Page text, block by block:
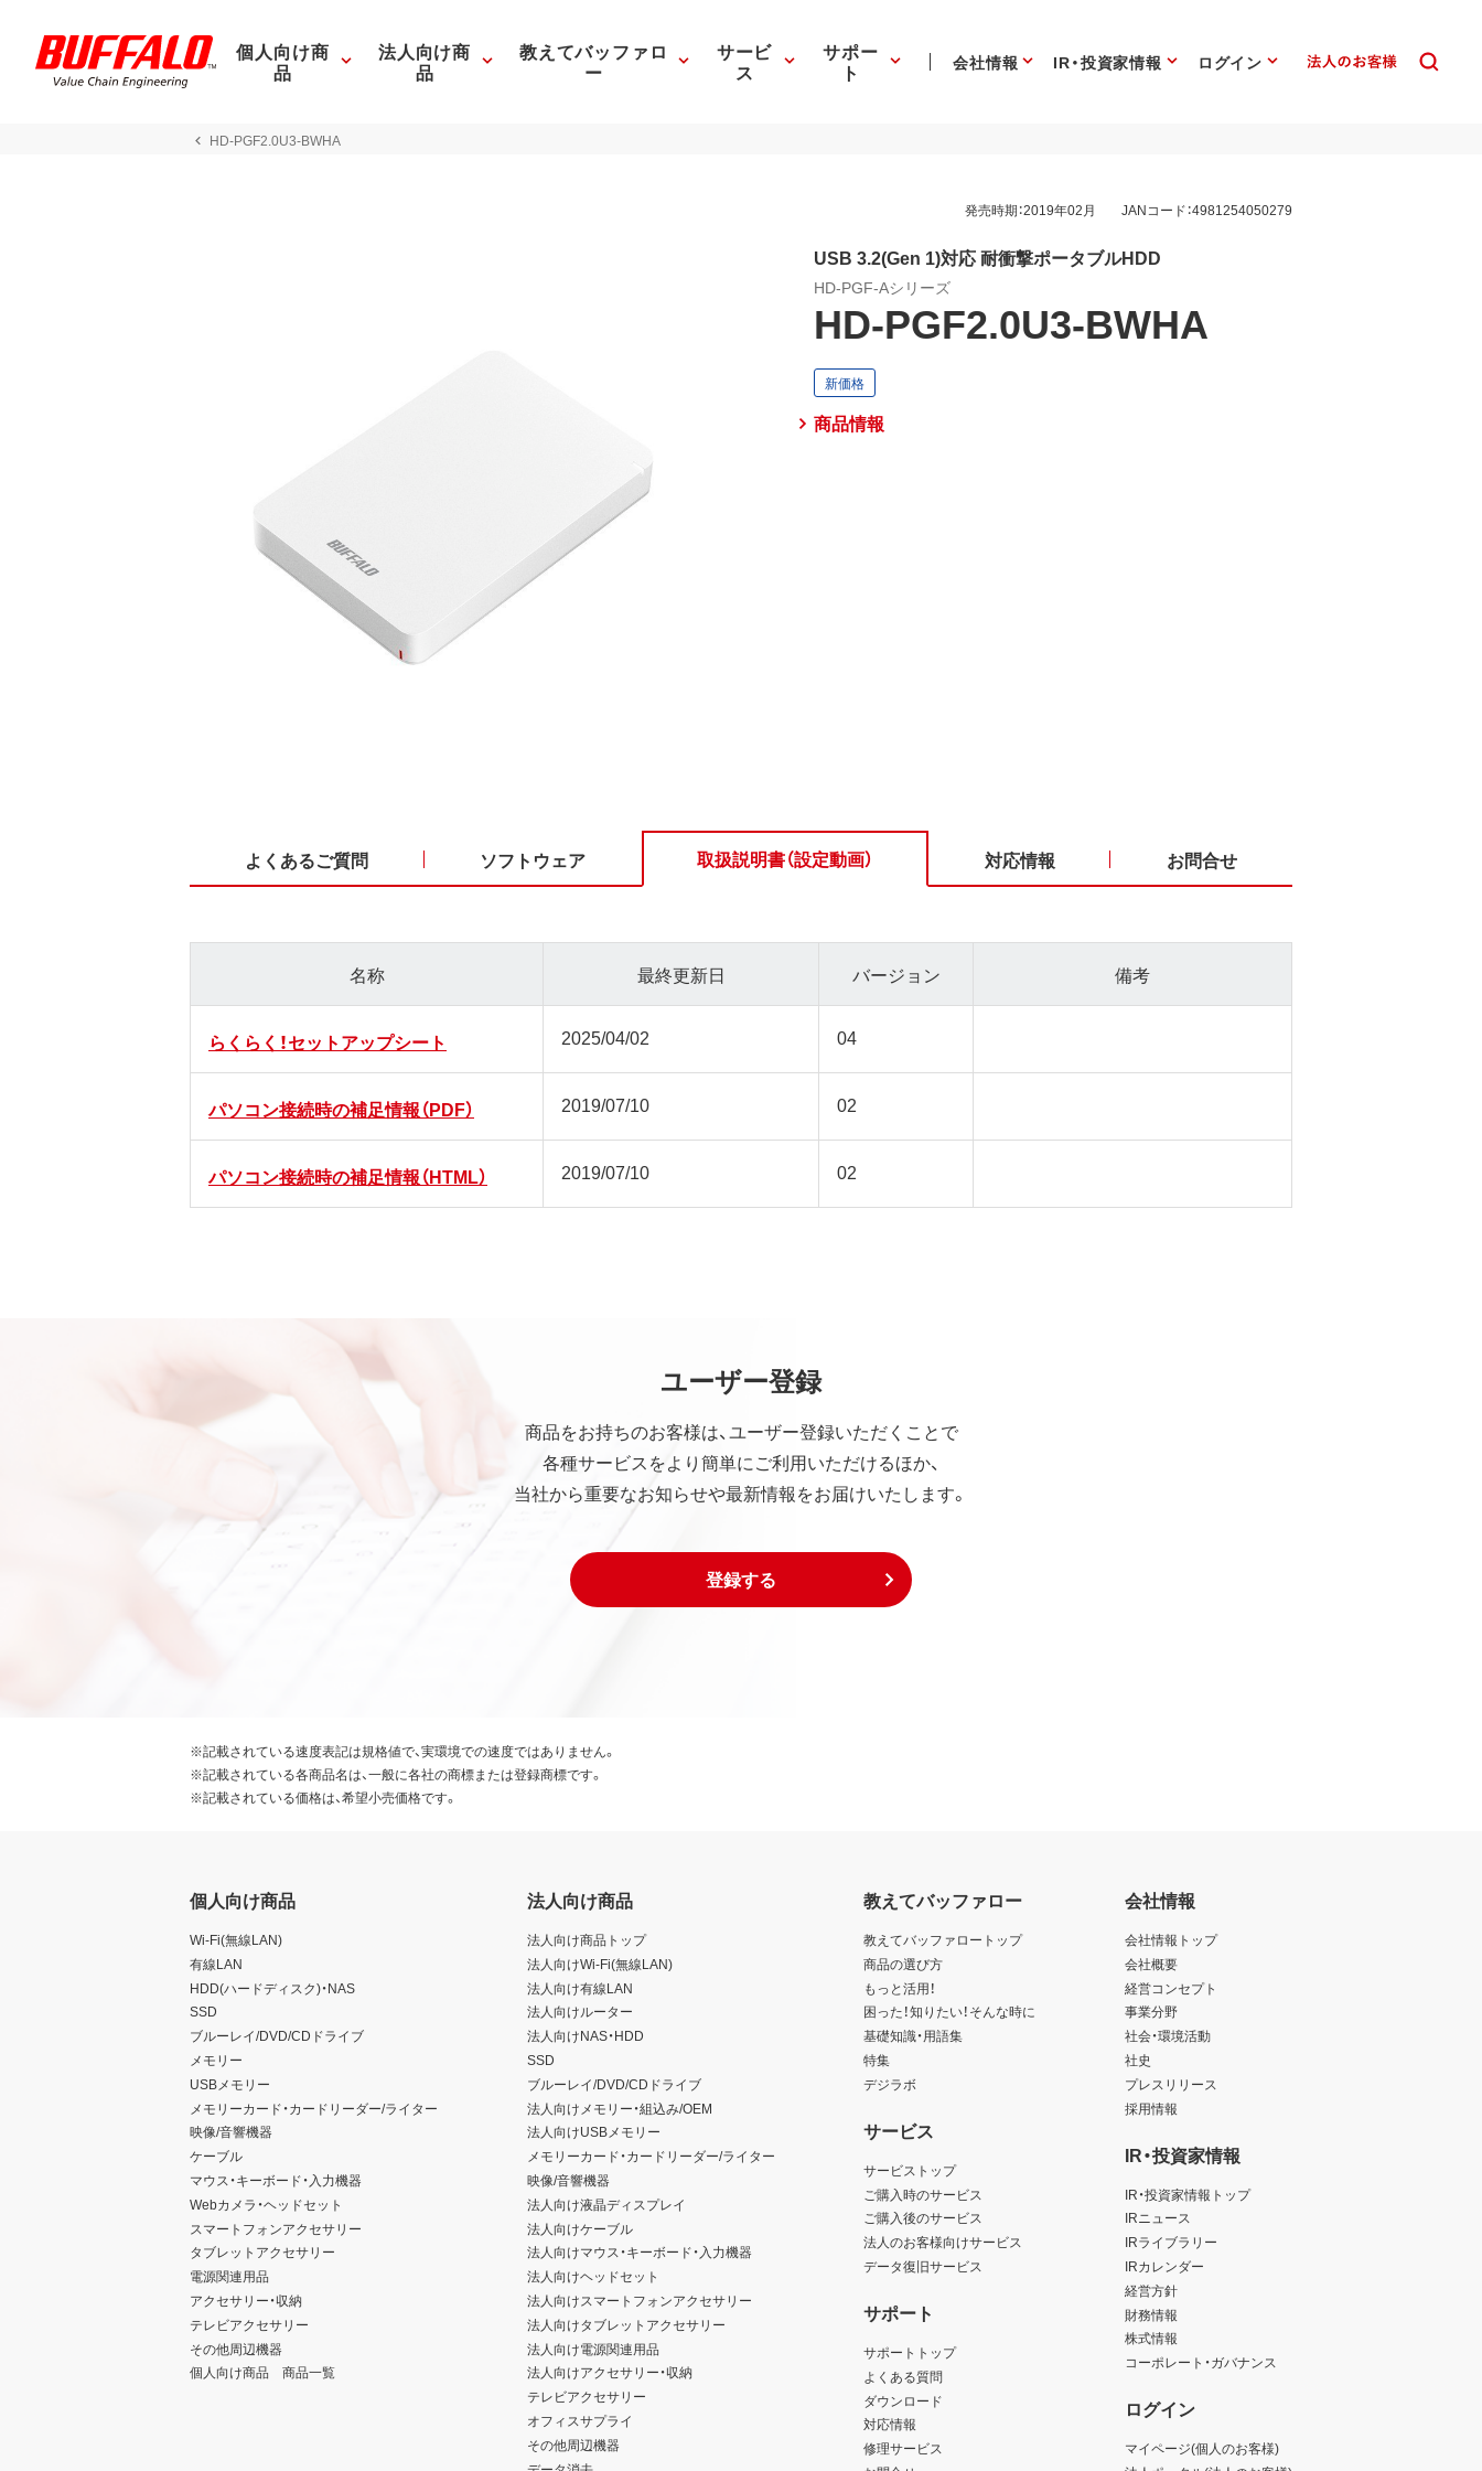
個人向け商
品
法人向け商
品
教えてバッファロ
ー
サービ
ス
サポー
ト 会社情報 IR・投資家情報 ログイン
HD-PGF2.0U3-BWHA
発売時期：2019年02月 JANコード：4981254050279
USB 3.2(Gen 1)対応 耐衝撃ポータブルHDD
HD-PGF-Aシリーズ
HD-PGF2.0U3-BWHA
商品情報
よくあるご質問 ソフトウェア 取扱説明書（設定動画） 対応情報 お問合せ
名称 最終更新日 バージョン 備考
らくらく！セットアップシート 2025/04/02 04
パソコン接続時の補足情報（PDF） 2019/07/10 02
パソコン接続時の補足情報（HTML） 2019/07/10 02
ユーザー登録
商品をお持ちのお客様は、ユーザー登録いただくことで
各種サービスをより簡単にご利用いただけるほか、
当社から重要なお知らせや最新情報をお届けいたします。
登録する
※記載されている速度表記は規格値で、実環境での速度ではありません。
※記載されている各商品名は、一般に各社の商標または登録商標です。
※記載されている価格は、希望小売価格です。
個人向け商品
Wi-Fi(無線LAN)
有線LAN
HDD(ハードディスク)・NAS
SSD
ブルーレイ/DVD/CDドライブ
メモリー
USBメモリー
メモリーカード・カードリーダー/ライター
映像/音響機器
ケーブル
マウス・キーボード・入力機器
Webカメラ・ヘッドセット
スマートフォンアクセサリー
タブレットアクセサリー
電源関連用品
アクセサリー・収納
テレビアクセサリー
その他周辺機器
個人向け商品 商品一覧
法人向け商品
法人向け商品トップ
法人向けWi-Fi(無線LAN)
法人向け有線LAN
法人向けルーター
法人向けNAS・HDD
SSD
ブルーレイ/DVD/CDドライブ
法人向けメモリー・組込み/OEM
法人向けUSBメモリー
メモリーカード・カードリーダー/ライター
映像/音響機器
法人向け液晶ディスプレイ
法人向けケーブル
法人向けマウス・キーボード・入力機器
法人向けヘッドセット
法人向けスマートフォンアクセサリー
法人向けタブレットアクセサリー
法人向け電源関連用品
法人向けアクセサリー・収納
テレビアクセサリー
オフィスサプライ
その他周辺機器
教えてバッファロー
教えてバッファロートップ
商品の選び方
もっと活用！
困った！知りたい！そんな時に
基礎知識・用語集
特集
デジラボ
サービス
サービストップ
ご購入時のサービス
ご購入後のサービス
法人のお客様向けサービス
データ復旧サービス
サポート
サポートトップ
よくある質問
ダウンロード
対応情報
修理サービス
会社情報
会社情報トップ
会社概要
経営コンセプト
事業分野
社会・環境活動
社史
プレスリリース
採用情報
IR・投資家情報
IR・投資家情報トップ
IRニュース
IRライブラリー
IRカレンダー
経営方針
財務情報
株式情報
コーポレート・ガバナンス
ログイン
マイページ(個人のお客様)